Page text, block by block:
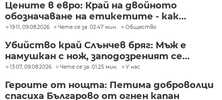
Цените в евро: Край на двойното
обозначаване на етикетите - как...
19:11, 09.08.2026 Чете се за: 02:47 мин. Общество
Убийство край Слънчев бряг: Мъж е
намушкан с нож, заподозреният се...
13:07, 09.08.2026 Чете се за: 01:25 мин. У нас
Героите от нощта: Петима доброволци
спасиха Българово от огнен капан